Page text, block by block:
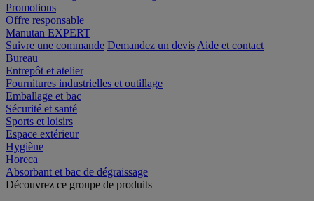
Promotions
Offre responsable
Manutan EXPERT
Suivre une commande Demandez un devis Aide et contact
Bureau
Entrepôt et atelier
Fournitures industrielles et outillage
Emballage et bac
Sécurité et santé
Sports et loisirs
Espace extérieur
Hygiène
Horeca
Absorbant et bac de dégraissage
Découvrez ce groupe de produits